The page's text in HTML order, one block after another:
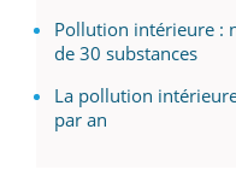
Pollution intérieure :
de 30 substances
La pollution
par an